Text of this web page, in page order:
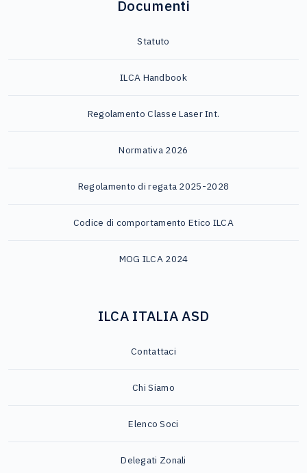
Documenti
Statuto
ILCA Handbook
Regolamento Classe Laser Int.
Normativa 2026
Regolamento di regata 2025-2028
Codice di comportamento Etico ILCA
MOG ILCA 2024
ILCA ITALIA ASD
Contattaci
Chi Siamo
Elenco Soci
Delegati Zonali